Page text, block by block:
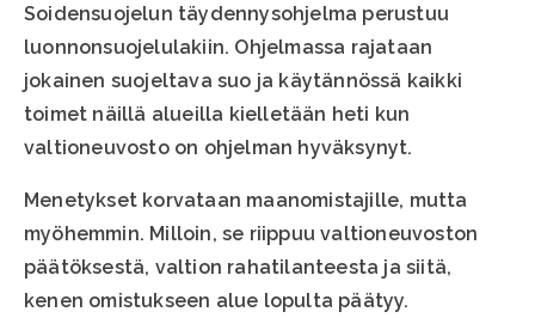
Soidensuojelun täydennysohjelma perustuu
luonnonsuojelulakiin. Ohjelmassa rajataan
jokainen suojeltava suo ja käytännössä kaikki
toimet näillä alueilla kielletään heti kun
valtioneuvosto on ohjelman hyväksynyt.
Menetykset korvataan maanomistajille, mutta
myöhemmin. Milloin, se riippuu valtioneuvoston
päätöksestä, valtion rahatilanteesta ja siitä,
kenen omistukseen alue lopulta päätyy.